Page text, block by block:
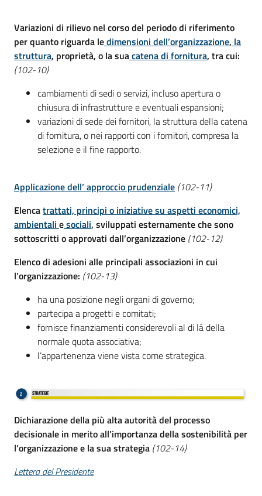
Variazioni di rilievo nel corso del periodo di riferimento
per quanto riguarda ledimensioni dell’organizzazione, la
struttura, proprietà, o la suacatena di fornitura, tra cui:
(102-10)
cambiamenti di sedi o servizi, incluso apertura o
chiusura di infrastrutture e eventuali espansioni;
variazioni di sede dei fornitori, la struttura della catena
di fornitura, o nei rapporti con i fornitori, compresa la
selezione e il fine rapporto.
Applicazione dell’ approccio prudenziale (102-11)
Elencatrattati, principi o iniziative su aspetti economici,
ambientali esociali, sviluppati esternamente che sono
sottoscritti o approvati dall’organizzazione (102-12)
Elenco di adesioni alle principali associazioni in cui
l’organizzazione: (102-13)
ha una posizione negli organi di governo;
partecipa a progetti e comitati;
fornisce finanziamenti considerevoli al di là della
normale quota associativa;
l’appartenenza viene vista come strategica.
Dichiarazione della più alta autorità del processo
decisionale in merito all’importanza della sostenibilità per
l’organizzazione e la sua strategia (102-14)
Lettera del Presidente